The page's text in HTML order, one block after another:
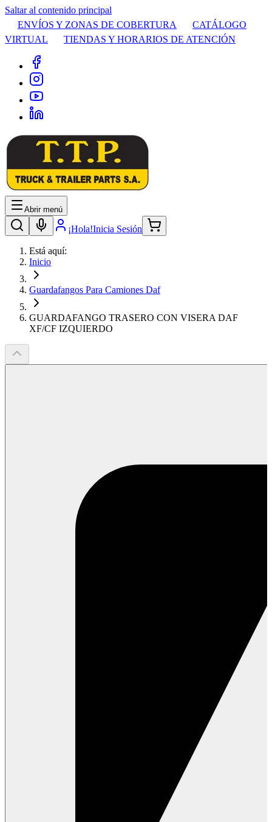
Saltar al contenido principal
ENVÍOS Y ZONAS DE COBERTURA
CATÁLOGO
VIRTUAL
TIENDAS Y HORARIOS DE ATENCIÓN
Abrir menú
¡Hola!Inicia Sesión
Está aquí:
Inicio
Guardafangos Para Camiones Daf
GUARDAFANGO TRASERO CON VISERA DAF
XF/CF IZQUIERDO